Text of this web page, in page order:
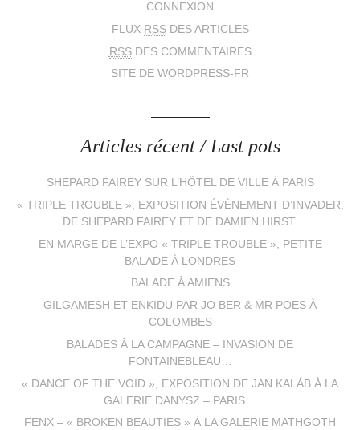
CONNEXION
FLUX RSSDES ARTICLES
RSSDES COMMENTAIRES
SITE DE WORDPRESS-FR
Articles récent / Last pots
SHEPARD FAIREY SUR L’HÔTEL DE VILLE À PARIS
« TRIPLE TROUBLE », EXPOSITION ÉVÈNEMENT D’INVADER,
DE SHEPARD FAIREY ET DE DAMIEN HIRST.
EN MARGE DE L’EXPO « TRIPLE TROUBLE », PETITE
BALADE À LONDRES
BALADE À AMIENS
GILGAMESH ET ENKIDU PAR JO BER & MR POES À
COLOMBES
BALADES À LA CAMPAGNE – INVASION DE
FONTAINEBLEAU…
« DANCE OF THE VOID », EXPOSITION DE JAN KALÁB À LA
GALERIE DANYSZ – PARIS…
FENX – « BROKEN BEAUTIES » À LA GALERIE MATHGOTH